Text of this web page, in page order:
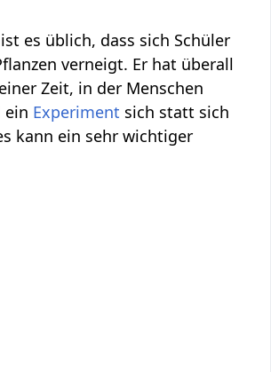
es üblich, dass sich Schüler
verneigt. Er hat überall
Zeit, in der Menschen
ein Experiment sich statt sich
kann ein sehr wichtiger